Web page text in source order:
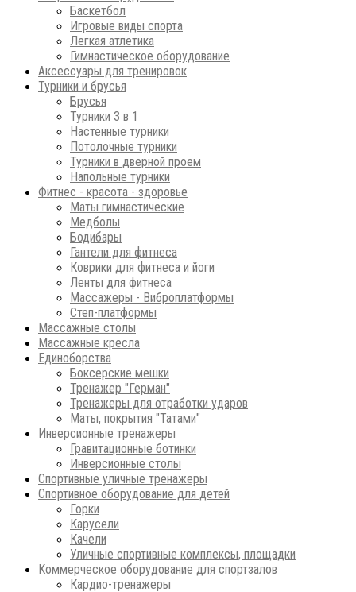
Баскетбол
Игровые виды спорта
Легкая атлетика
Гимнастическое оборудование
Аксессуары для тренировок
Турники и брусья
Брусья
Турники 3 в 1
Настенные турники
Потолочные турники
Турники в дверной проем
Напольные турники
Фитнес - красота - здоровье
Маты гимнастические
Медболы
Бодибары
Гантели для фитнеса
Коврики для фитнеса и йоги
Ленты для фитнеса
Массажеры - Виброплатформы
Степ-платформы
Массажные столы
Массажные кресла
Единоборства
Боксерские мешки
Тренажер "Герман"
Тренажеры для отработки ударов
Маты, покрытия "Татами"
Инверсионные тренажеры
Гравитационные ботинки
Инверсионные столы
Спортивные уличные тренажеры
Спортивное оборудование для детей
Горки
Карусели
Качели
Уличные спортивные комплексы, площадки
Коммерческое оборудование для спортзалов
Кардио-тренажеры